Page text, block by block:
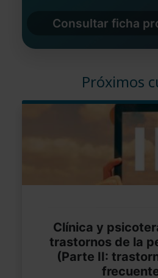
Consultar ficha
Próximos
Clínica y
trastornos de la
(Parte II: